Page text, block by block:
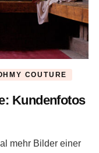
COUTURE
Kundenfotos
mehr Bilder einer